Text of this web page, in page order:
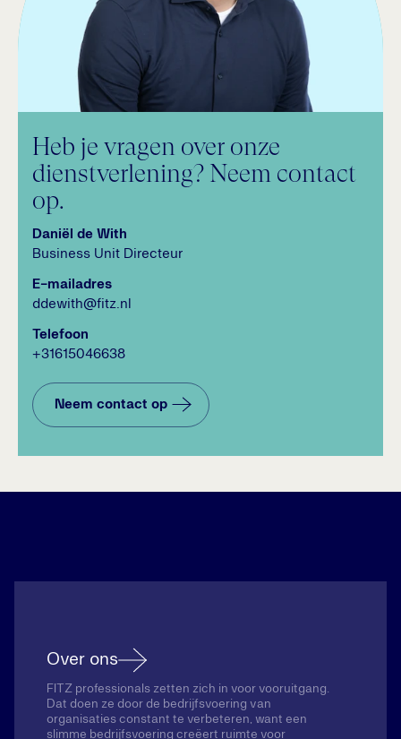
Heb je vragen over onze
dienstverlening? Neem contact
op.
Daniël de With
Business Unit Directeur
E-mailadres
ddewith@fitz.nl
Telefoon
+31615046638
Neem contact op
Over ons
FITZ professionals zetten zich in voor vooruitgang.
Dat doen ze door de bedrijfsvoering van
organisaties constant te verbeteren, want een
slimme bedrijfsvoering creëert ruimte voor